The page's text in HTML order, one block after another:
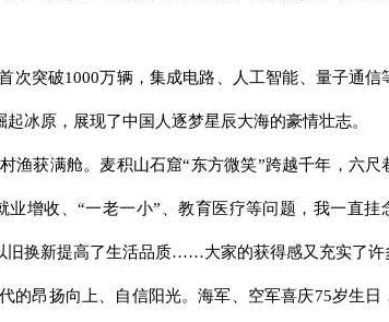
突破1000万辆，集成电路、人工智能、量子通信
冰原，展现了中国人逐梦星辰大海的豪情壮志。
渔获满舱。麦积山石窟“东方微笑”跨越千年，六尺
增收、“一老一小”、教育医疗等问题，我一直挂
换新提高了生活品质……大家的获得感又充实了许
的昂扬向上、自信阳光。海军、空军喜庆75岁生日